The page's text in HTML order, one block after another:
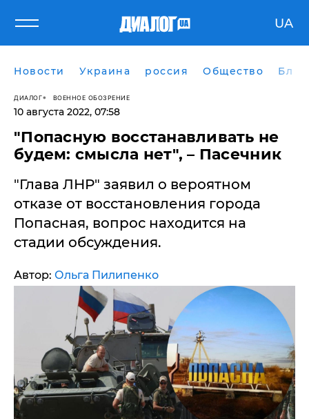
UA
Новости Украина россия Общество
ДИАЛОГ ВОЕННОЕ ОБОЗРЕНИЕ
10 августа 2022, 07:58
"Попасную восстанавливать не
будем: смысла нет", – Пасечник
"Глава ЛНР" заявил о вероятном
отказе от восстановления города
Попасная, вопрос находится на
стадии обсуждения.
Автор: Ольга Пилипенко